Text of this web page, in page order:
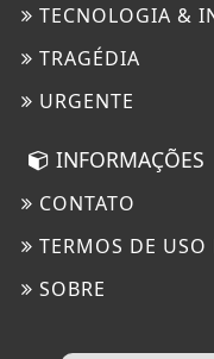
TECNOLOGIA &
TRAGÉDIA
URGENTE
INFORMAÇÕES
CONTATO
TERMOS DE USO
SOBRE
Termos de Uso
Esse site utiliza